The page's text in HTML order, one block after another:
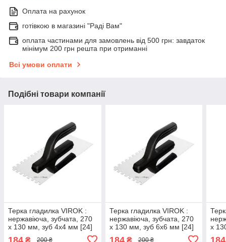
Оплата на рахунок
готівкою в магазині "Раді Вам"
оплата частинами для замовлень від 500 грн: завдаток
мінімум 200 грн решта при отриманні
Всі умови оплати
Подібні товари компанії
Терка гладилка VIROK :
нержавіюча, зубчата, 270
x 130 мм, зуб 4х4 мм [24]
184 ₴ 200 ₴
Терка гладилка VIROK :
нержавіюча, зубчата, 270
x 130 мм, зуб 6х6 мм [24]
184₴ 200 ₴
x
184